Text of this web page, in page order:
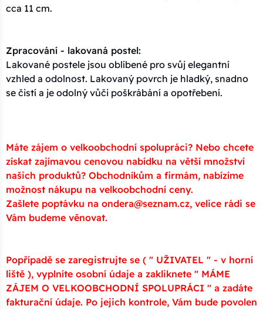
cca 11 cm.
Zpracování - lakovaná postel:
Lakované postele jsou oblíbené pro svůj elegantní
vzhled a odolnost. Lakovaný povrch je hladký, snadno
se čistí a je odolný vůči poškrábání a opotřebení.
Máte zájem o velkoobchodní spolupráci? Nebo chcete
získat zajímavou cenovou nabídku na větší množství
našich produktů? Obchodníkům a firmám, nabízíme
možnost nákupu na velkoobchodní ceny.
Zašlete poptávku na ondera@seznam.cz, velice rádi se
Vám budeme věnovat.
Popřípadě se zaregistrujte se ( " UŽIVATEL " - v horní
liště ), vyplníte osobní údaje a zakliknete " MÁME
ZÁJEM O VELKOOBCHODNÍ SPOLUPRÁCI " a zadáte
fakturační údaje. Po jejich kontrole, Vám bude povolen